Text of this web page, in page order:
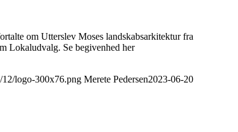
om Utterslev Moses landskabsarkitektur fra
Lokaludvalg. Se begivenhed her
12/logo-300x76.png Merete Pedersen2023-06-20